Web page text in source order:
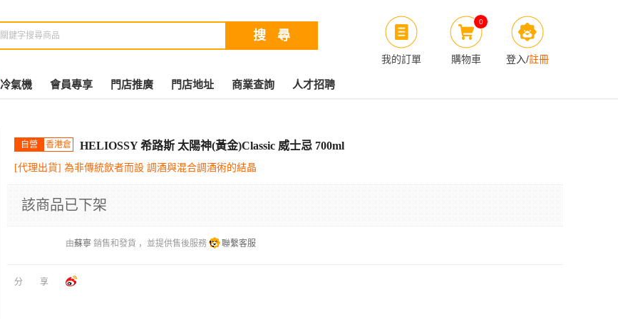
我的訂單
0
購物車 登入/註冊
冷氣機 會員專享 門店推廣 門店地址 商業查詢 人才招聘
自營 香港倉 HELIOSSY 希路斯 太陽神(黃金)Classic 威士忌 700ml
[代理出貨] 為非傳統飲者而設 調酒與混合調酒術的結晶
該商品已下架
由蘇寧 銷售和發貨 ，並提供售後服務 聯繫客服
分享